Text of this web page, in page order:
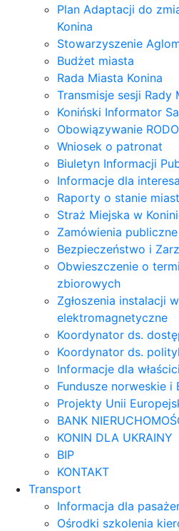
Plan Adaptacji do
Konina
Stowarzyszenie
Budżet miasta
Rada Miasta Konina
Transmisje sesji Rady
Koniński Informator
Obowiązywanie
Wniosek o patronat
Biuletyn Informacji
Informacje dla
Raporty o stanie
Straż Miejska w
Zamówienia publiczne
Bezpieczeństwo i
Obwieszczenie o
zbiorowych
Zgłoszenia instalacji
elektromagnetyczne
Koordynator ds.
Koordynator ds.
Informacje dla
Fundusze norweskie i
Projekty Unii
BANK
KONIN DLA UKRAINY
BIP
KONTAKT
Transport
Informacja dla
Ośrodki szkolenia